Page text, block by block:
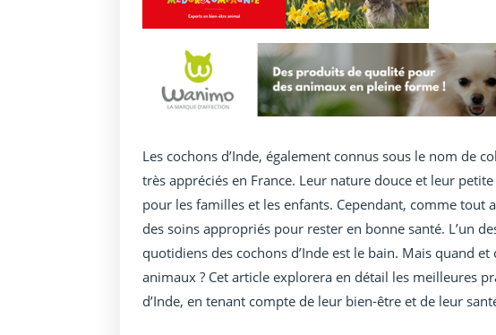
Les cochons d’Inde, également connus sous le nom de
très appréciés en France. Leur nature douce et leur
pour les familles et les enfants. Cependant, comme tout
des soins appropriés pour rester en bonne santé. L’un
quotidiens des cochons d’Inde est le bain. Mais quand
animaux ? Cet article explorera en détail les meilleures
d’Inde, en tenant compte de leur bien-être et de leur